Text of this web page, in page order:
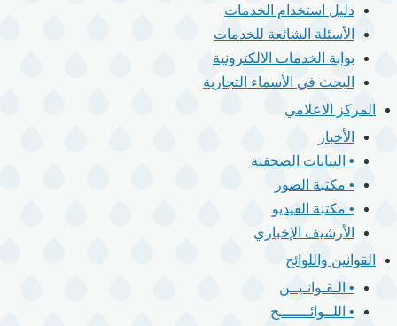
دليل استخدام الخدمات
الأسئلة الشائعة للخدمات
بوابة الخدمات الالكترونية
البحث في الأسماء التجارية
المركز الاعلامي
الأخبار
• البيانات الصحفية
• مكتبة الصور
• مكتبة الفيديو
الأرشيف الإخباري
القوانين واللوائح
• الـقـوانـيــن
• اللــوائـــــــح